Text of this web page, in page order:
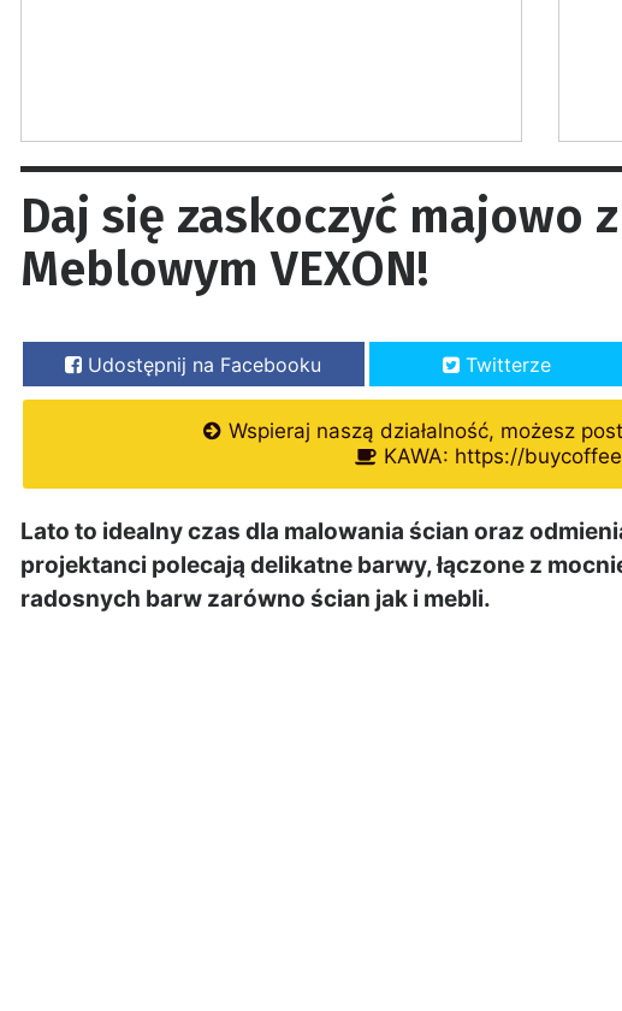
Daj się zaskoczyć majowo
Meblowym VEXON!
Udostępnij na Facebooku Twitterze
Wspieraj naszą działalność, możesz
KAWA: https://
Lato to idealny czas dla malowania ścian oraz
projektanci polecają delikatne barwy, łączone z
radosnych barw zarówno ścian jak i mebli.